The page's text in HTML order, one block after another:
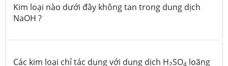
Kim loại nào dưới đây không tan trong dung dịch
NaOH ?
Các kim loại chỉ tác dụng với dung dịch H SO loãng